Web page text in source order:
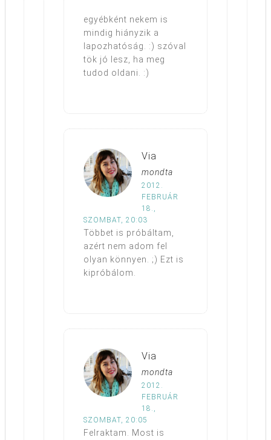
egyébként nekem is
mindig hiányzik a
lapozhatóság. :) szóval
tök jó lesz, ha meg
tudod oldani. :)
Via
mondta
2012.
FEBRUÁR
18.,
SZOMBAT, 20:03
Többet is próbáltam,
azért nem adom fel
olyan könnyen. ;) Ezt is
kipróbálom.
Via
mondta
2012.
FEBRUÁR
18.,
SZOMBAT, 20:05
Felraktam. Most is